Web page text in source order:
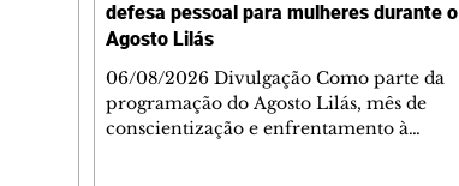
defesa pessoal para mulheres durante o
Agosto Lilás
06/08/2026 Divulgação Como parte da
programação do Agosto Lilás, mês de
conscientização e enfrentamento à